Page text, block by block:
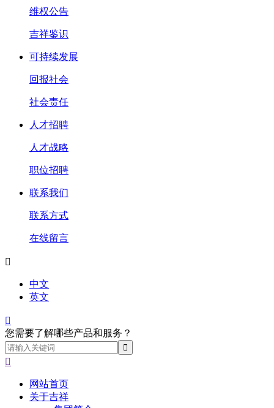
维权公告
吉祥鉴识
可持续发展
回报社会
社会责任
人才招聘
人才战略
职位招聘
联系我们
联系方式
在线留言

中文
英文

您需要了解哪些产品和服务？

网站首页
关于吉祥